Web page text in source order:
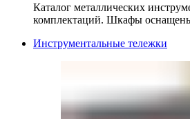
Каталог металлических
комплектаций. Шкафы
Инструментальные тележки